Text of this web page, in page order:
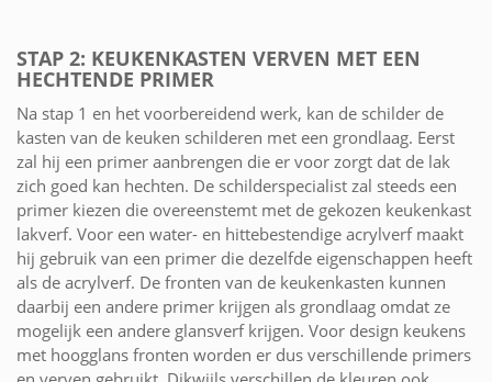
STAP 2: KEUKENKASTEN VERVEN MET EEN
HECHTENDE PRIMER
Na stap 1 en het voorbereidend werk, kan de schilder de
kasten van de keuken schilderen met een grondlaag. Eerst
zal hij een primer aanbrengen die er voor zorgt dat de lak
zich goed kan hechten. De schilderspecialist zal steeds een
primer kiezen die overeenstemt met de gekozen keukenkast
lakverf. Voor een water- en hittebestendige acrylverf maakt
hij gebruik van een primer die dezelfde eigenschappen heeft
als de acrylverf. De fronten van de keukenkasten kunnen
daarbij een andere primer krijgen als grondlaag omdat ze
mogelijk een andere glansverf krijgen. Voor design keukens
met hoogglans fronten worden er dus verschillende primers